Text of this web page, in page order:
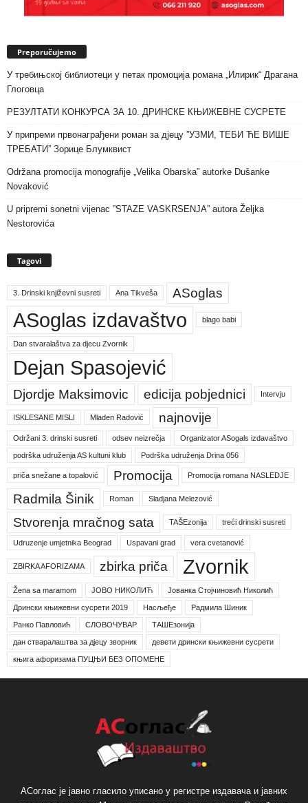
Preporučujemo
У требињској библиотеци у петак промоција романа „Илирик“ Драгана
Глоговца
РЕЗУЛТАТИ КОНКУРСА ЗА 10. ДРИНСКЕ КЊИЖЕВНЕ СУСРЕТЕ
У припреми првонаграђени роман за дјецу ”УЗМИ, ТЕБИ ЋЕ ВИШЕ
ТРЕБАТИ” Зорице Блумквист
Održana promocija monografije „Velika Obarska” autorke Dušanke
Novaković
U pripremi sonetni vijenac ”STAZE VASKRSENJA” autora Željka
Nestorovića
Tagovi
3. Drinski književni susreti Ana Tikveša ASoglas
ASoglas izdavaštvo blago babi
Dan stvaralaštva za djecu Zvornik
Dejan Spasojević
Djordje Maksimovic edicija pobjednici Intervju
ISKLESANE MISLI Mladen Radović najnovije
Održani 3. drinski susreti odsev neizrečja Organizator ASogals izdavaštvo
podrška udruženja AS kultuni klub Podrška udruženja Drina 056
priča snežane a topalović Promocija Promocija romana NASLEDJE
Radmila Šinik Roman Sladjana Melezović
Stvorenja mračnog sata TAŠEzonija treći drinski susreti
Udruzenje umjetnika Beograd Uspavani grad vera cvetanović
ZBIRKA AFORIZAMA zbirka priča Zvornik
Žena sa maramom ЈОВО НИКОЛИЋ Јованка Стојчиновић Николић
Дрински књижевни сусрети 2019 Насљеђе Радмила Шиник
Ранко Павловић СЛОВОЧУВАР ТАШЕзонија
дан стваралаштва за дјецу зворник девети дрински књижевни сусрети
књига афоризама ПУЦЊИ БЕЗ ОПОМЕНЕ
АСоглас је јавно гласило уписано у регистре издавача и јавних